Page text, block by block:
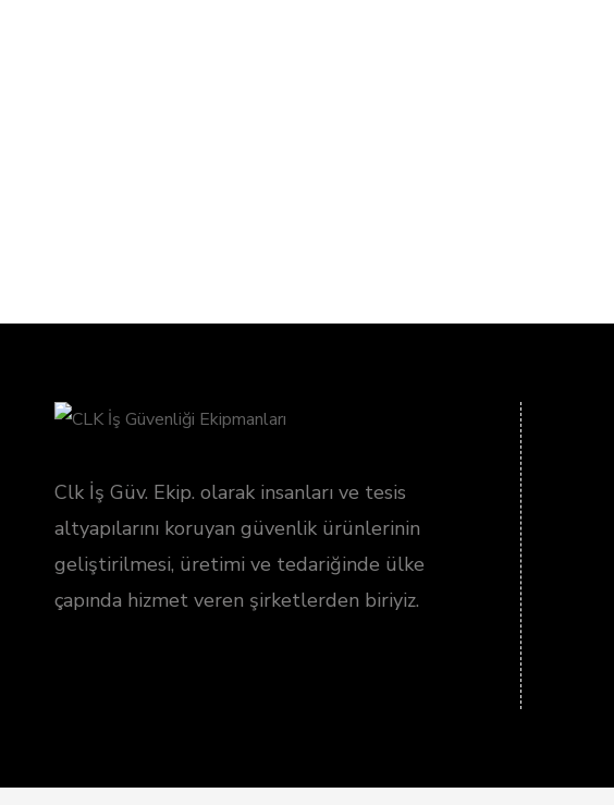
Clk İş Güv. Ekip. olarak insanları ve tesis
altyapılarını koruyan güvenlik ürünlerinin
geliştirilmesi, üretimi ve tedariğinde ülke
çapında hizmet veren şirketlerden biriyiz.